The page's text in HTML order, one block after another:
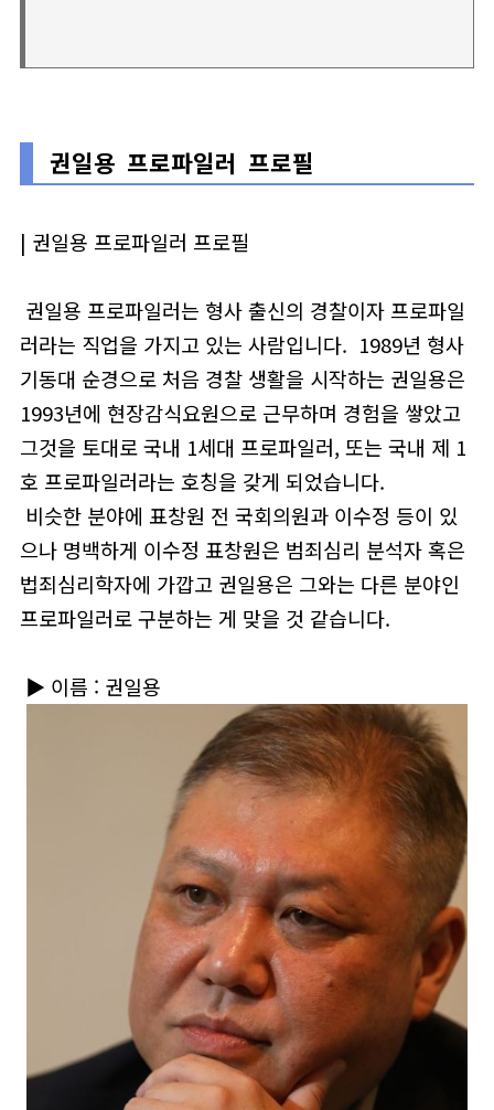
권일용 프로파일러 프로필
| 권일용 프로파일러 프로필
권일용 프로파일러는 형사 출신의 경찰이자 프로파일
러라는 직업을 가지고 있는 사람입니다. 1989년 형사
기동대 순경으로 처음 경찰 생활을 시작하는 권일용은
1993년에 현장감식요원으로 근무하며 경험을 쌓았고
그것을 토대로 국내 1세대 프로파일러, 또는 국내 제 1
호 프로파일러라는 호칭을 갖게 되었습니다.
비슷한 분야에 표창원 전 국회의원과 이수정 등이 있
으나 명백하게 이수정 표창원은 범죄심리 분석자 혹은
법죄심리학자에 가깝고 권일용은 그와는 다른 분야인
프로파일러로 구분하는 게 맞을 것 같습니다.
▶ 이름 : 권일용